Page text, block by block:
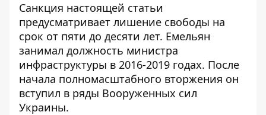
Санкция настоящей статьи
предусматривает лишение свободы на
срок от пяти до десяти лет. Емельян
занимал должность министра
инфраструктуры в 2016-2019 годах. После
начала полномасштабного вторжения он
вступил в ряды Вооруженных сил
Украины.